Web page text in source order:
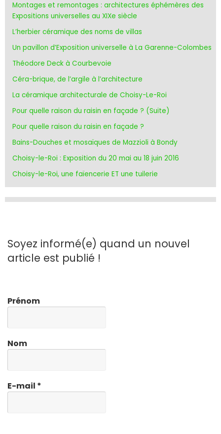
Montages et remontages : architectures éphémères des
Expositions universelles au XIXe siècle
L’herbier céramique des noms de villas
Un pavillon d’Exposition universelle à La Garenne-Colombes
Théodore Deck à Courbevoie
Céra-brique, de l’argile à l’architecture
La céramique architecturale de Choisy-Le-Roi
Pour quelle raison du raisin en façade ? (Suite)
Pour quelle raison du raisin en façade ?
Bains-Douches et mosaïques de Mazzioli à Bondy
Choisy-le-Roi : Exposition du 20 mai au 18 juin 2016
Choisy-le-Roi, une faïencerie ET une tuilerie
Soyez informé(e) quand un nouvel
article est publié !
Prénom
Nom
E-mail *